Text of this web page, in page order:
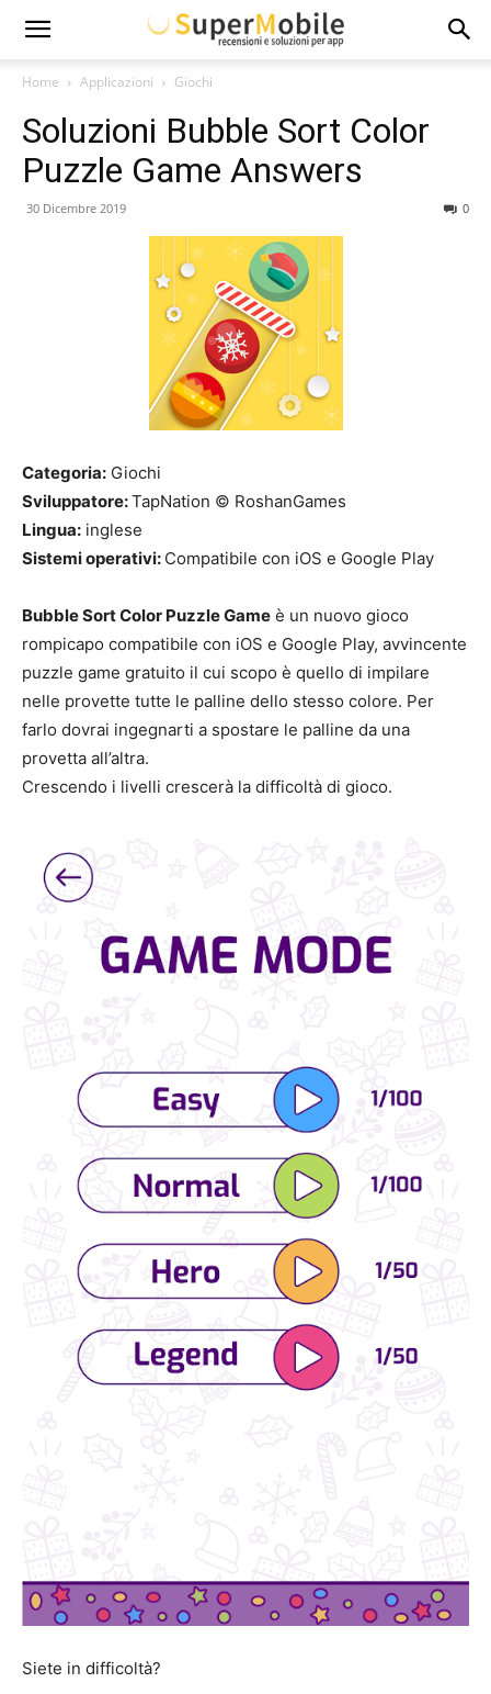
Super
Mobile
Home Applicazioni Giochi
Soluzioni Bubble Sort Color
Puzzle Game Answers
30 Dicembre 2019 0
Categoria: Giochi
Sviluppatore:TapNation © RoshanGames
Lingua: inglese
Sistemi operativi: Compatibile con iOS e Google Play
Bubble Sort Color Puzzle Game è un nuovo gioco
rompicapo compatibile con iOS e Google Play, avvincente
puzzle game gratuito il cui scopo è quello di impilare
nelle provette tutte le palline dello stesso colore. Per
farlo dovrai ingegnarti a spostare le palline da una
provetta all’altra.
Crescendo i livelli crescerà la difficoltà di gioco.
Siete in difficoltà?